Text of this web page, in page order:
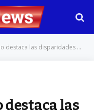
de género en el tratamiento de la sepsis
destaca las